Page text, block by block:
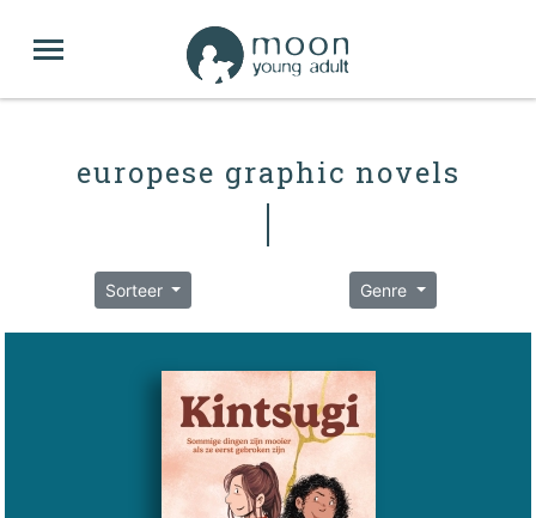
europese graphic novels
Sorteer Genre